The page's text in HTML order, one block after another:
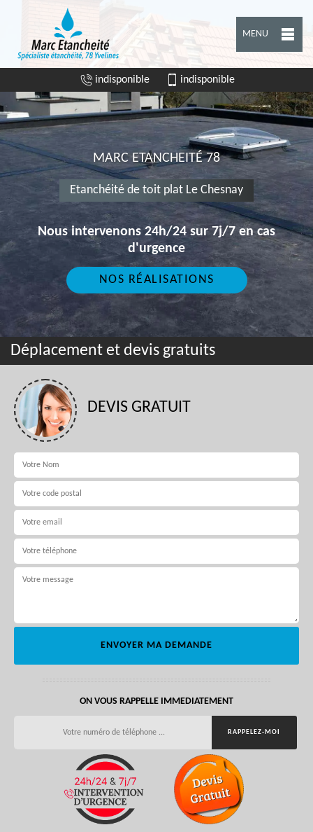
MENU
indisponible indisponible
MARC ETANCHEITÉ 78
Etanchéité de toit plat Le Chesnay
Nous intervenons 24h/24 sur 7j/7 en cas
d'urgence
NOS RÉALISATIONS
Déplacement et devis gratuits
DEVIS GRATUIT
ON VOUS RAPPELLE IMMEDIATEMENT